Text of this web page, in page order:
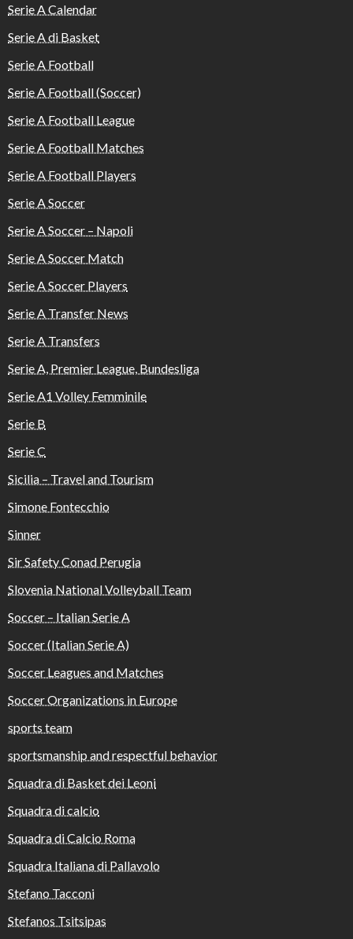
Serie A Calendar
Serie A di Basket
Serie A Football
Serie A Football (Soccer)
Serie A Football League
Serie A Football Matches
Serie A Football Players
Serie A Soccer
Serie A Soccer – Napoli
Serie A Soccer Match
Serie A Soccer Players
Serie A Transfer News
Serie A Transfers
Serie A, Premier League, Bundesliga
Serie A1 Volley Femminile
Serie B
Serie C
Sicilia – Travel and Tourism
Simone Fontecchio
Sinner
Sir Safety Conad Perugia
Slovenia National Volleyball Team
Soccer – Italian Serie A
Soccer (Italian Serie A)
Soccer Leagues and Matches
Soccer Organizations in Europe
sports team
sportsmanship and respectful behavior
Squadra di Basket dei Leoni
Squadra di calcio
Squadra di Calcio Roma
Squadra Italiana di Pallavolo
Stefano Tacconi
Stefanos Tsitsipas